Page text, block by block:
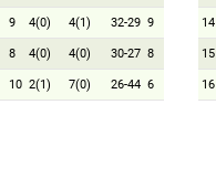
9 4(0) 4(1) 32-29 9
8 4(0) 4(0) 30-27 8
10 2(1) 7(0) 26-44 6
14
15
16